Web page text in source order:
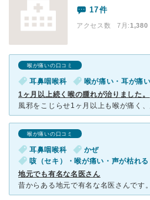
17件
アクセス数 7月:1,380
喉が痛いの口コミ
耳鼻咽喉科 喉が痛い・耳が痛い
1ヶ月以上続く喉の腫れが治りました。
喉が痛いの口コミ
耳鼻咽喉科
かぜ
咳（セキ）・喉が痛い・声が枯れる
地元でも有名な名医さん